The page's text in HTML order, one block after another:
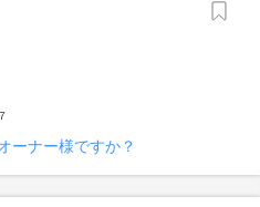
ーナー様ですか？